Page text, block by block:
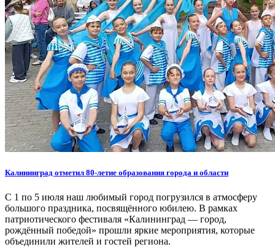
Калининград отметил 80-летие образования города и области
С 1 по 5 июля наш любимый город погрузился в атмосферу
большого праздника, посвящённого юбилею. В рамках
патриотического фестиваля «Калининград — город,
рождённый победой» прошли яркие мероприятия, которые
объединили жителей и гостей региона.